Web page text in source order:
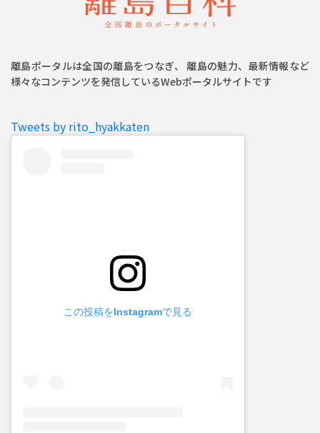
離島ポータルは全国の離島をつなぎ、 離島の魅力、最新情報など
様々なコンテンツを発信しているWebポータルサイトです
Tweets by rito_hyakkaten
この投稿をInstagramで見る